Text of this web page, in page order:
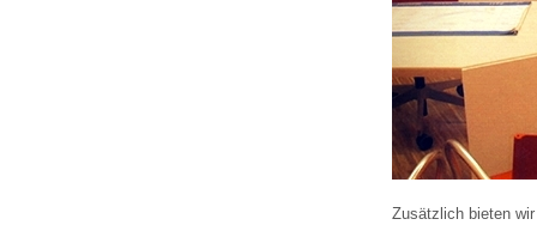
Zusätzlich bieten